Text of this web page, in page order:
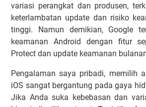
variasi perangkat dan produsen,
keterlambatan update dan risiko
tinggi. Namun demikian, Google
keamanan Android dengan fitur
Protect dan update keamanan
Pengalaman saya pribadi, memilih
iOS sangat bergantung pada gaya
Jika Anda suka kebebasan dan